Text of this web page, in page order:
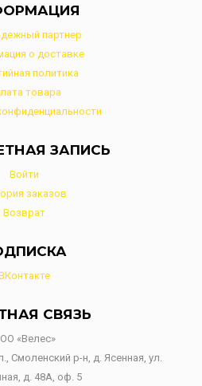
партнер
о доставке
политика
товара
ЗАПИСЬ
Войти
заказов
Возврат
СВЯЗЬ
«Велес»
Смоленский р-н, д. Ясенная, ул.
д. 48А, оф. 5